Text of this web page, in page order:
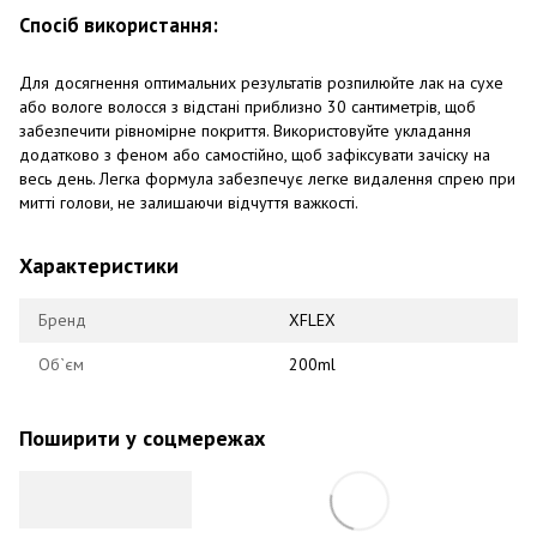
Спосіб використання:
Для досягнення оптимальних результатів розпилюйте лак на сухе
або вологе волосся з відстані приблизно 30 сантиметрів, щоб
забезпечити рівномірне покриття. Використовуйте укладання
додатково з феном або самостійно, щоб зафіксувати зачіску на
весь день. Легка формула забезпечує легке видалення спрею при
митті голови, не залишаючи відчуття важкості.
Характеристики
Бренд XFLEX
Об`єм 200ml
Поширити у соцмережах